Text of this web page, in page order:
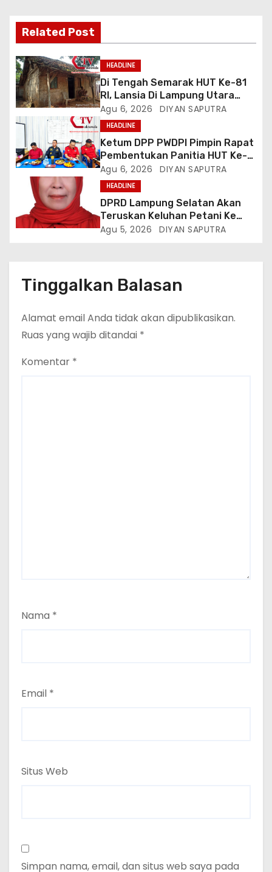
Related Post
HEADLINE
Di Tengah Semarak HUT Ke-81
RI, Lansia Di Lampung Utara
Hidup Memprihatinkan
Agu 6, 2026 DIYAN SAPUTRA
HEADLINE
Ketum DPP PWDPI Pimpin Rapat
Pembentukan Panitia HUT Ke-4,
Berikut Susunan Dan Rangkaian
Kegiatannya
Agu 6, 2026 DIYAN SAPUTRA
HEADLINE
DPRD Lampung Selatan Akan
Teruskan Keluhan Petani Ke
Dinas Terkait, Minta Audit
Agu 5, 2026 DIYAN SAPUTRA
Tinggalkan Balasan
Alamat email Anda tidak akan dipublikasikan.
Ruas yang wajib ditandai *
Komentar *
Nama *
Email *
Situs Web
Simpan nama, email, dan situs web saya pada